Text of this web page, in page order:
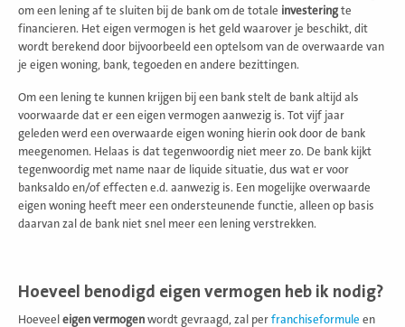
om een lening af te sluiten bij de bank om de totale investering te
financieren. Het eigen vermogen is het geld waarover je beschikt, dit
wordt berekend door bijvoorbeeld een optelsom van de overwaarde van
je eigen woning, bank, tegoeden en andere bezittingen.
Om een lening te kunnen krijgen bij een bank stelt de bank altijd als
voorwaarde dat er een eigen vermogen aanwezig is. Tot vijf jaar
geleden werd een overwaarde eigen woning hierin ook door de bank
meegenomen. Helaas is dat tegenwoordig niet meer zo. De bank kijkt
tegenwoordig met name naar de liquide situatie, dus wat er voor
banksaldo en/of effecten e.d. aanwezig is. Een mogelijke overwaarde
eigen woning heeft meer een ondersteunende functie, alleen op basis
daarvan zal de bank niet snel meer een lening verstrekken.
Hoeveel benodigd eigen vermogen heb ik nodig?
Hoeveel eigen vermogen wordt gevraagd, zal per franchiseformule en